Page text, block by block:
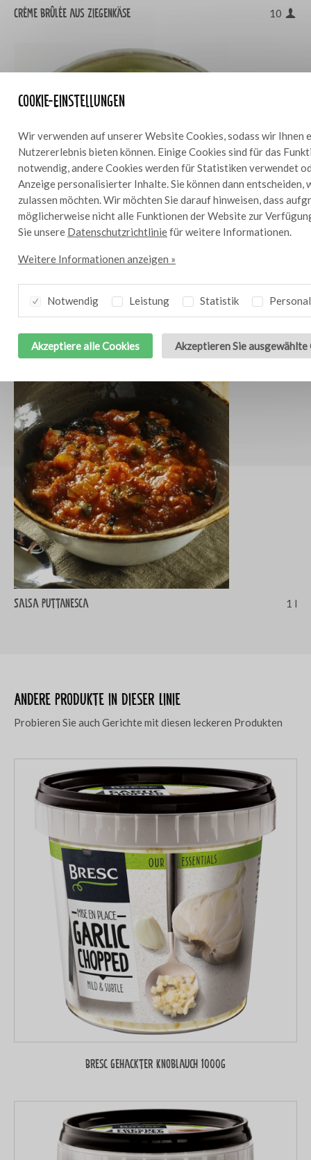
Cookie-Einstellungen
Wir verwenden auf unserer Website Cookies, sodass wir Ihnen
Nutzererlebnis bieten können. Einige Cookies sind für das
notwendig, andere Cookies werden für Statistiken verwendet
Anzeige personalisierter Inhalte. Sie können dann entscheiden,
zulassen möchten. Wir möchten Sie darauf hinweisen, dass
möglicherweise nicht alle Funktionen der Website zur
Sie unsere Datenschutzrichtliniefür weitere Informationen.
Weitere Informationen anzeigen »
Notwendig Leistung Statistik
Akzeptiere alle Cookies Akzeptieren Sie ausgewählte
Crème brûlée aus Ziegenkäse 10
Schaumsuppe von Gartenerbsen 4
Salsa Puttanesca 1 l
Andere Produkte in dieser Linie
Probieren Sie auch Gerichte mit diesen leckeren Produkten
Bresc Gehackter Knoblauch 1000g